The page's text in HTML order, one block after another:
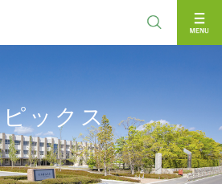
ックス